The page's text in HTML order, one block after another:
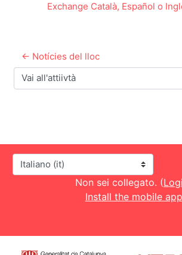
Exchange Català, Español o
← Notícies del lloc
Vai all'attiivtà
Lingua
Non sei collegato. (
Install the mobile app